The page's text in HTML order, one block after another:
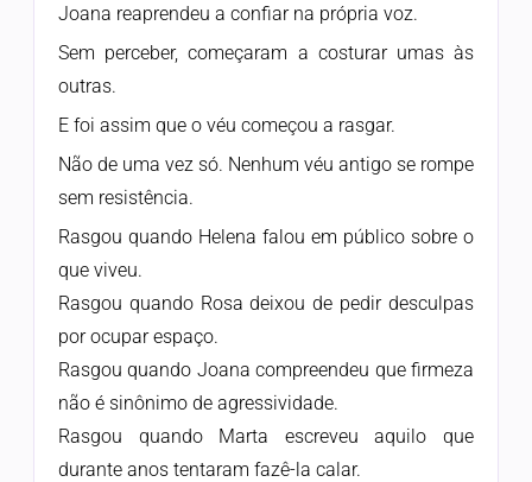
Joana reaprendeu a confiar na própria voz.
Sem perceber, começaram a costurar umas às
outras.
E foi assim que o véu começou a rasgar.
Não de uma vez só. Nenhum véu antigo se rompe
sem resistência.
Rasgou quando Helena falou em público sobre o
que viveu.
Rasgou quando Rosa deixou de pedir desculpas
por ocupar espaço.
Rasgou quando Joana compreendeu que firmeza
não é sinônimo de agressividade.
Rasgou quando Marta escreveu aquilo que
durante anos tentaram fazê-la calar.